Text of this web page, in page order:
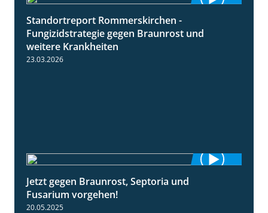
Standortreport Rommerskirchen -
Fungizidstrategie gegen Braunrost und
weitere Krankheiten
23.03.2026
Jetzt gegen Braunrost, Septoria und
Fusarium vorgehen!
20.05.2025